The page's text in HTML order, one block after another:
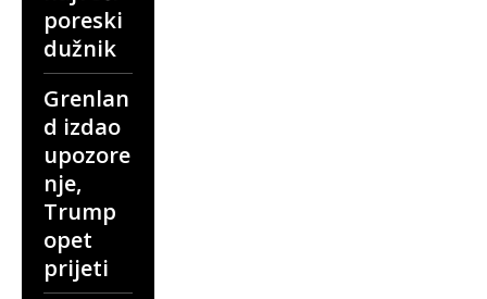
poreski
dužnik
Grenlan
d izdao
upozore
nje,
Trump
opet
prijeti